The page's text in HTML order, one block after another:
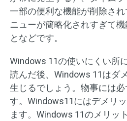
一部の便利な機能が削除さ
ニューが簡略化されすぎて
となどです。
Windows 11の使いにくい所
読んだ後、Windows 11はダ
生じるでしょう。物事には
す。Windows11にはデメリ
ます。Windows 11のメリッ